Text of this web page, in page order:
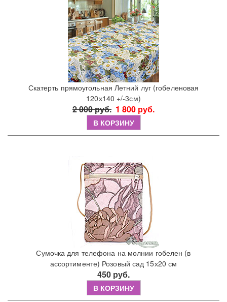
Скатерть прямоугольная Летний луг (гобеленовая
120х140 +/-3см)
2 000 руб. 1 800 руб.
В КОРЗИНУ
Сумочка для телефона на молнии гобелен (в
ассортименте) Розовый сад 15х20 см
450 руб.
В КОРЗИНУ